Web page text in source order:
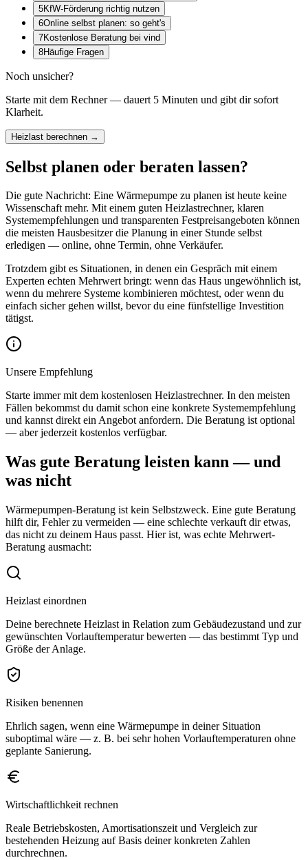
5KfW-Förderung richtig nutzen
6Online selbst planen: so geht's
7Kostenlose Beratung bei vind
8Häufige Fragen
Noch unsicher?
Starte mit dem Rechner — dauert 5 Minuten und gibt dir sofort
Klarheit.
Heizlast berechnen →
Selbst planen oder beraten lassen?
Die gute Nachricht: Eine Wärmepumpe zu planen ist heute keine
Wissenschaft mehr. Mit einem guten Heizlastrechner, klaren
Systemempfehlungen und transparenten Festpreisangeboten können
die meisten Hausbesitzer die Planung in einer Stunde selbst
erledigen — online, ohne Termin, ohne Verkäufer.
Trotzdem gibt es Situationen, in denen ein Gespräch mit einem
Experten echten Mehrwert bringt: wenn das Haus ungewöhnlich ist,
wenn du mehrere Systeme kombinieren möchtest, oder wenn du
einfach sicher gehen willst, bevor du eine fünfstellige Investition
tätigst.
Unsere Empfehlung
Starte immer mit dem kostenlosen Heizlastrechner. In den meisten
Fällen bekommst du damit schon eine konkrete Systemempfehlung
und kannst direkt ein Angebot anfordern. Die Beratung ist optional
— aber jederzeit kostenlos verfügbar.
Was gute Beratung leisten kann — und
was nicht
Wärmepumpen-Beratung ist kein Selbstzweck. Eine gute Beratung
hilft dir, Fehler zu vermeiden — eine schlechte verkauft dir etwas,
das nicht zu deinem Haus passt. Hier ist, was echte Mehrwert-
Beratung ausmacht:
Heizlast einordnen
Deine berechnete Heizlast in Relation zum Gebäudezustand und zur
gewünschten Vorlauftemperatur bewerten — das bestimmt Typ und
Größe der Anlage.
Risiken benennen
Ehrlich sagen, wenn eine Wärmepumpe in deiner Situation
suboptimal wäre — z. B. bei sehr hohen Vorlauftemperaturen ohne
geplante Sanierung.
Wirtschaftlichkeit rechnen
Reale Betriebskosten, Amortisationszeit und Vergleich zur
bestehenden Heizung auf Basis deiner konkreten Zahlen
durchrechnen.